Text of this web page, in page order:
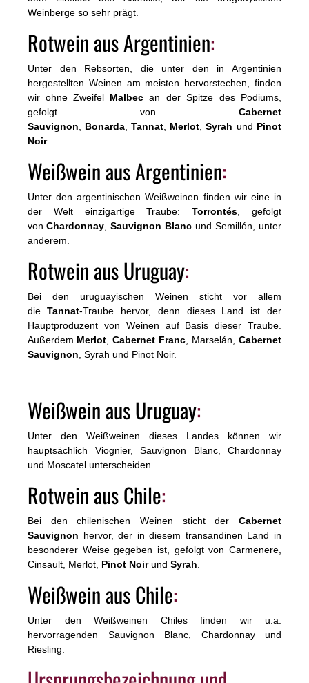
Weinberge so sehr prägt.
Rotwein aus Argentinien:
Unter den Rebsorten, die unter den in Argentinien
hergestellten Weinen am meisten hervorstechen, finden
wir ohne Zweifel Malbec an der Spitze des Podiums,
gefolgt von Cabernet
Sauvignon
Bonarda Tannat Merlot Syrah und Pinot
Noir.
Weißwein aus Argentinien:
Unter den argentinischen Weißweinen finden wir eine in
der Welt einzigartige Traube: Torrontés , gefolgt
von Chardonnay Sauvignon Blanc und Semillón, unter
anderem.
Rotwein aus Uruguay:
Bei den uruguayischen Weinen sticht vor allem
die Tannat-Traube hervor, denn dieses Land ist der
Hauptproduzent von Weinen auf Basis dieser Traube.
Außerdem Merlot Cabernet Franc , Marselán, Cabernet
Sauvignon , Syrah und Pinot Noir.
Weißwein aus Uruguay:
Unter den Weißweinen dieses Landes können wir
hauptsächlich Viognier, Sauvignon Blanc, Chardonnay
und Moscatel unterscheiden.
Rotwein aus Chile:
Bei den chilenischen Weinen sticht der Cabernet
Sauvignon hervor, der in diesem transandinen Land in
besonderer Weise gegeben ist, gefolgt von Carmenere,
Cinsault, Merlot, Pinot Noirund Syrah
Weißwein aus Chile:
Unter den Weißweinen Chiles finden wir u.a.
hervorragenden Sauvignon Blanc, Chardonnay und
Riesling.